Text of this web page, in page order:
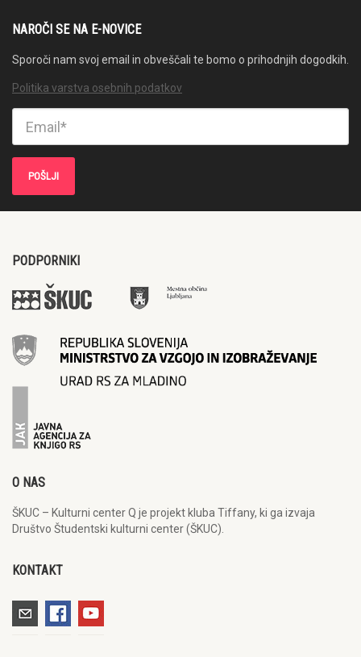
NAROČI SE NA E-NOVICE
Sporoči nam svoj email in obveščali te bomo o prihodnjih dogodkih.
Politika varstva osebnih podatkov
PODPORNIKI
O NAS
ŠKUC – Kulturni center Q je projekt kluba Tiffany, ki ga izvaja
Društvo Študentski kulturni center (ŠKUC).
KONTAKT